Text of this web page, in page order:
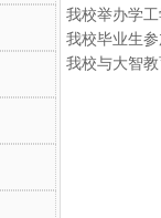
我校举办学
我校毕业生
我校与大智